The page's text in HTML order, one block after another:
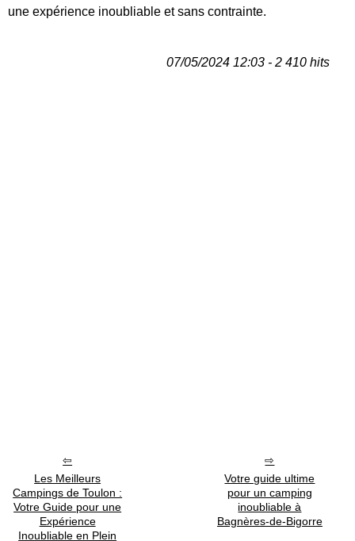
une expérience inoubliable et sans contrainte.
07/05/2024 12:03 - 2 410 hits
Les Meilleurs
Campings de Toulon :
Votre Guide pour une
Expérience
Inoubliable en Plein
Votre guide ultime
pour un camping
inoubliable à
Bagnères-de-Bigorre